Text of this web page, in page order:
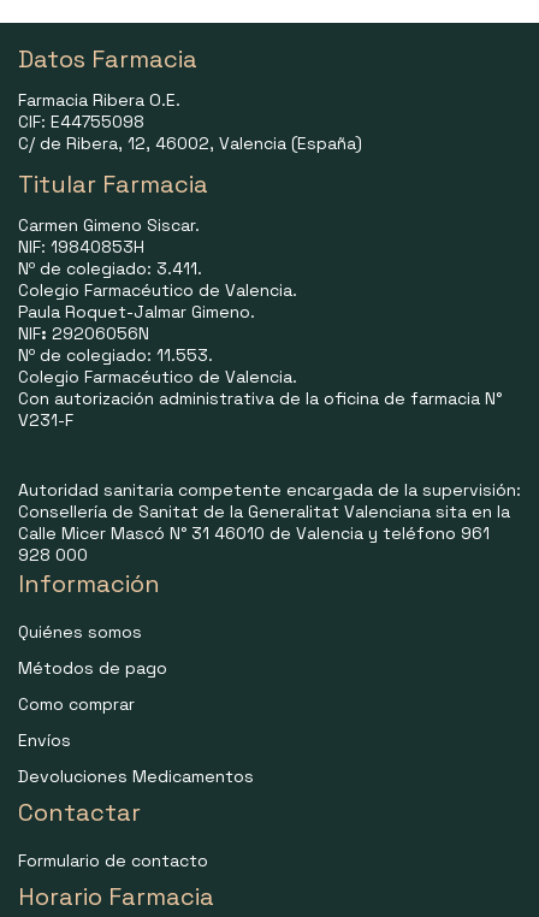
Datos Farmacia
Farmacia Ribera O.E.
CIF: E44755098
C/ de Ribera, 12, 46002, Valencia (España)
Titular Farmacia
Carmen Gimeno Siscar.
NIF: 19840853H
Nº de colegiado: 3.411.
Colegio Farmacéutico de Valencia.
Paula Roquet-Jalmar Gimeno.
NIF: 29206056N
Nº de colegiado: 11.553.
Colegio Farmacéutico de Valencia.
Con autorización administrativa de la oficina de farmacia N°
V231-F
Autoridad sanitaria competente encargada de la supervisión:
Consellería de Sanitat de la Generalitat Valenciana sita en la
Calle Micer Mascó N° 31 46010 de Valencia y teléfono 961
928 000
Información
Quiénes somos
Métodos de pago
Como comprar
Envíos
Devoluciones Medicamentos
Contactar
Formulario de contacto
Horario Farmacia